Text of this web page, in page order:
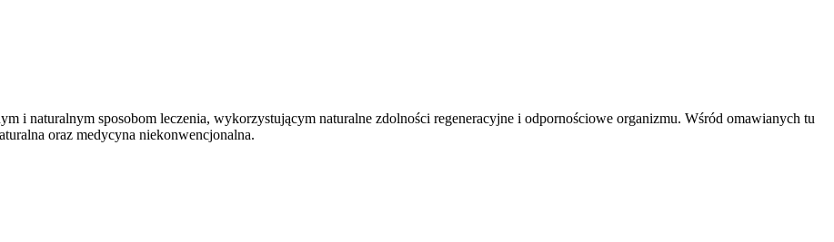
i naturalnym sposobom leczenia, wykorzystującym naturalne zdolności regeneracyjne i odpornościowe organizmu. Wśród omawianych tu
oraz medycyna niekonwencjonalna.